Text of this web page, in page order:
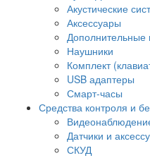
Акустические
Аксессуары
Дополнительные
Наушники
Комплект
USB адаптеры
Смарт-часы
Средства контроля и
Датчики и
СКУД